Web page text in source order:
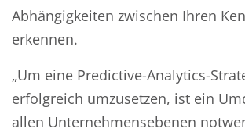
Abhängigkeiten zwischen Ihren
erkennen.
„Um eine Predictive-Analytics-
erfolgreich umzusetzen, ist ein
allen Unternehmensebenen